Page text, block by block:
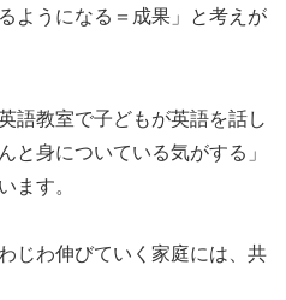
ようになる＝成果」と考えが
語教室で子どもが英語を話し
と身についている気がする」
ます。
じわ伸びていく家庭には、共